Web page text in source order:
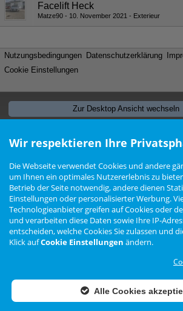
Facelift Heck
Matze90 10. November 2021 Exterieur
Nutzungsbedingungen Datenschutzerklärung
Cookie Einstellungen
Zur Desktop Ansicht wechseln
Forensoftware: Burning Board®, entwickelt von
Konzept, Realisierung und Design:
Werbelink: Dieser Link Platz ist
Wir respektieren Ihre
Die Webseite verwendet Cookies und andere
um Ihnen ein optimales Nutzererlebnis zu
Betrieb der Seite notwendig, andere dienen
Einstellungen oder personalisierter Werbung.
Technologieanbieter greifen auf Cookies oder
und verarbeiten diese Daten sowie Ihre IP-
entscheiden, welche Cookies Sie zulassen und
Klick aufCookie Einstellungen ändern.
Alle Cookies